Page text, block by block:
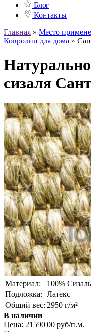
Блог
Контакты
Главная » Место
Ковролин для дома »
сизаля
Материал:
100% Сизаль
Подложка:
Латекс
Общий вес: 2950 г/м²
В наличии
Цена: 21590.00 руб/п.м.